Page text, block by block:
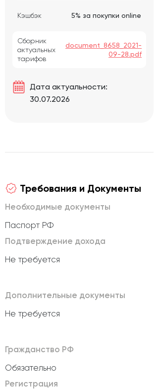
Кэшбэк 5% за покупки online
Сборник
актуальных
тарифов
document_8658_2021-
09-28.pdf
Дата актуальности:
30.07.2026
Требования и Документы
Необходимые документы
Паспорт РФ
Подтверждение дохода
Не требуется
Дополнительные документы
Не требуется
Гражданство РФ
Обязательно
Регистрация